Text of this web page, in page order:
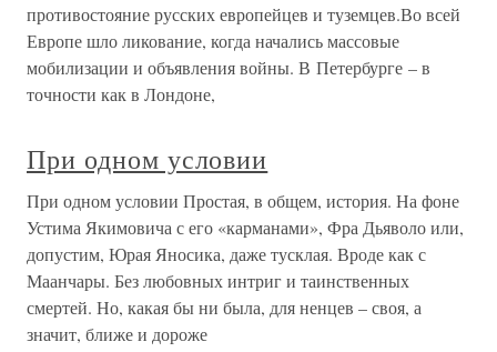
противостояние русских европейцев и туземцев.Во всей
Европе шло ликование, когда начались массовые
мобилизации и объявления войны. В Петербурге – в
точности как в Лондоне,
При одном условии
При одном условии Простая, в общем, история. На фоне
Устима Якимовича с его «карманами», Фра Дьяволо или,
допустим, Юрая Яносика, даже тусклая. Вроде как с
Маанчары. Без любовных интриг и таинственных
смертей. Но, какая бы ни была, для ненцев – своя, а
значит, ближе и дороже